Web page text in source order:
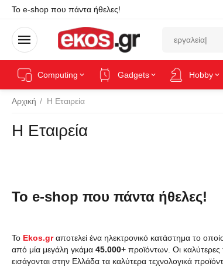
Το e-shop που πάντα ήθελες!
Computing Gadgets Hobby
Αρχική / Η Εταιρεία
Η Εταιρεία
Το e-shop που πάντα ήθελες!
Το Ekos.grαποτελεί ένα ηλεκτρονικό κατάστημα το
από μία μεγάλη γκάμα 45.000+ προϊόντων. Οι
εισάγονται στην Ελλάδα τα καλύτερα τεχνολογικά